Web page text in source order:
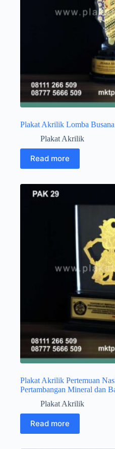
Plakat Akrilik Lomba Busana
Plakat Akrilik
Read more
Plakat Akrilik Pertemuan
Pertambangan Mineral dan
Plakat Akrilik
Read more